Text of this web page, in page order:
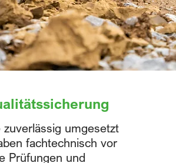
umgesetzt
fachtechnisch vor
Prüfungen und